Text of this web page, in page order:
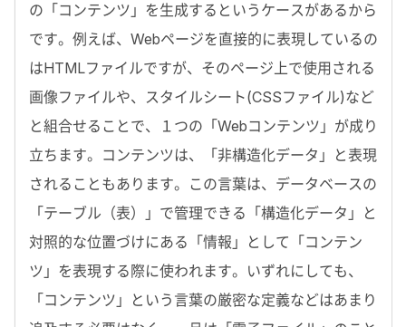
の「コンテンツ」を生成するというケースがあるから
です。例えば、Webページを直接的に表現しているの
はHTMLファイルですが、そのページ上で使用される
画像ファイルや、スタイルシート(CSSファイル)など
と組合せることで、１つの「Webコンテンツ」が成り
立ちます。コンテンツは、「非構造化データ」と表現
されることもあります。この言葉は、データベースの
「テーブル（表）」で管理できる「構造化データ」と
対照的な位置づけにある「情報」として「コンテン
ツ」を表現する際に使われます。いずれにしても、
「コンテンツ」という言葉の厳密な定義などはあまり